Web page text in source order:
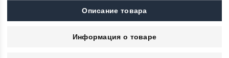
Описание товара
Информация о товаре